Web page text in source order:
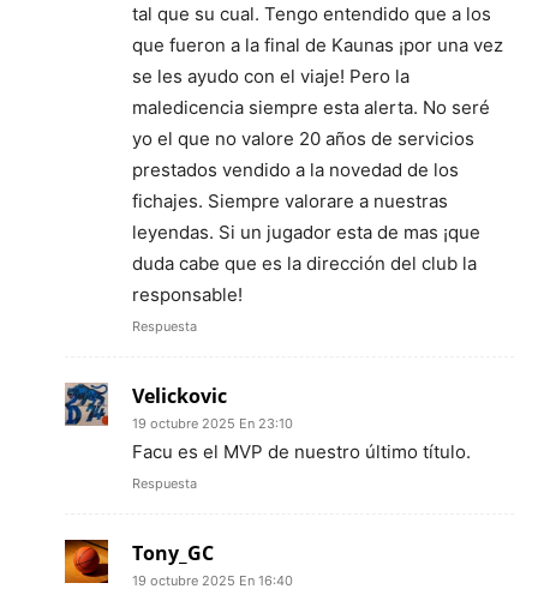
tal que su cual. Tengo entendido que a los
que fueron a la final de Kaunas ¡por una vez
se les ayudo con el viaje! Pero la
maledicencia siempre esta alerta. No seré
yo el que no valore 20 años de servicios
prestados vendido a la novedad de los
fichajes. Siempre valorare a nuestras
leyendas. Si un jugador esta de mas ¡que
duda cabe que es la dirección del club la
responsable!
Respuesta
Velickovic
19 octubre 2025 En 23:10
Facu es el MVP de nuestro último título.
Respuesta
Tony_GC
19 octubre 2025 En 16:40